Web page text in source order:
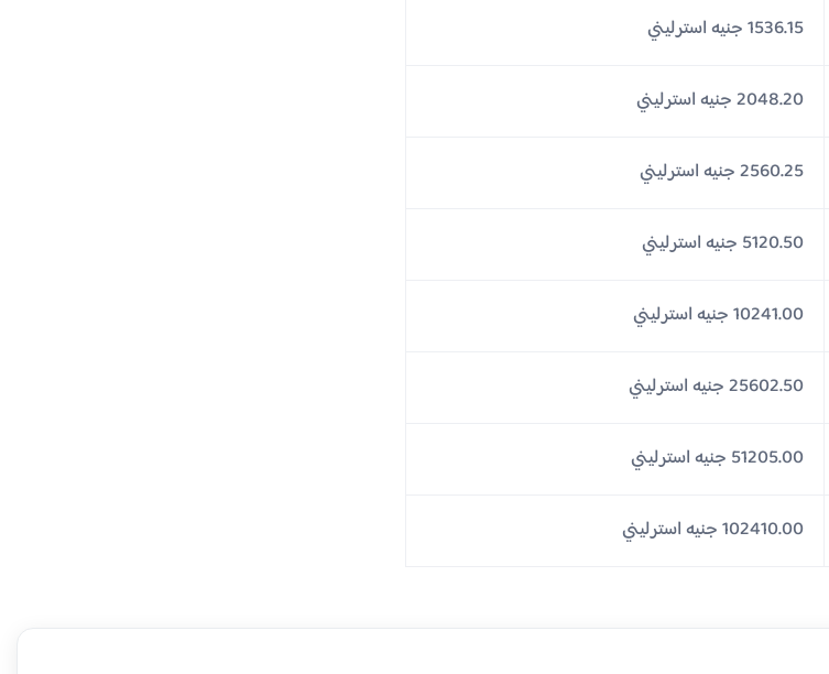
1536.15 جنيه استرليني
2048.20 جنيه استرليني
2560.25 جنيه استرليني
5120.50 جنيه استرليني
10241.00 جنيه استرليني
25602.50 جنيه استرليني
51205.00 جنيه استرليني
102410.00 جنيه استرليني